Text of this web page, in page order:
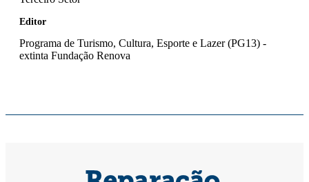
Editor
Programa de Turismo, Cultura, Esporte e Lazer (PG13) -
extinta Fundação Renova